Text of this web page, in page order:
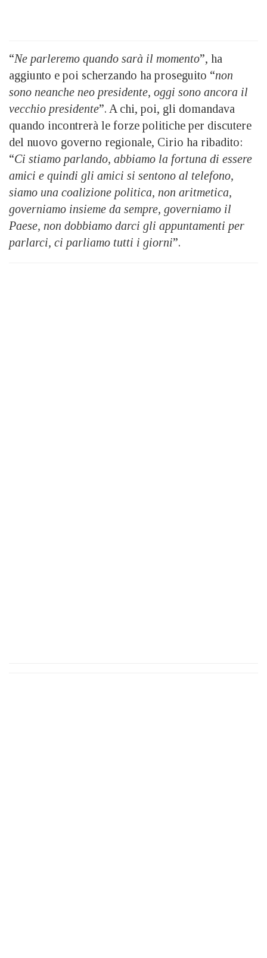
“Ne parleremo quando sarà il momento”, ha
aggiunto e poi scherzando ha proseguito “non
sono neanche neo presidente, oggi sono ancora il
vecchio presidente”. A chi, poi, gli domandava
quando incontrerà le forze politiche per discutere
del nuovo governo regionale, Cirio ha ribadito:
“Ci stiamo parlando, abbiamo la fortuna di essere
amici e quindi gli amici si sentono al telefono,
siamo una coalizione politica, non aritmetica,
governiamo insieme da sempre, governiamo il
Paese, non dobbiamo darci gli appuntamenti per
parlarci, ci parliamo tutti i giorni”.